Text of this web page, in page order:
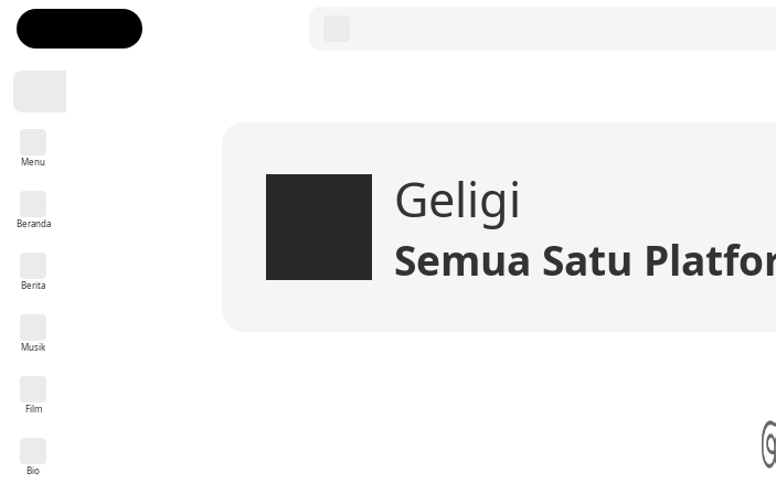
Menu
Beranda
Berita
Musik
Film
Bio
Geligi
Semua Satu